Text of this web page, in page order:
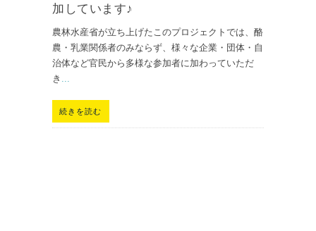
加しています♪
農林水産省が立ち上げたこのプロジェクトでは、酪
農・乳業関係者のみならず、様々な企業・団体・自
治体など官民から多様な参加者に加わっていただ
き ...
続きを読む